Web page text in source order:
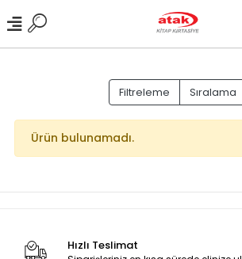
Filtreleme Sıralama
Ürün bulunamadı.
Hızlı Teslimat